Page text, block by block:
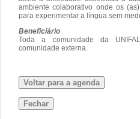
ambiente colaborativo onde os
para experimentar a língua sem
Beneficiário
Toda a comunidade da
comunidade externa.
Voltar para a agenda
Fechar